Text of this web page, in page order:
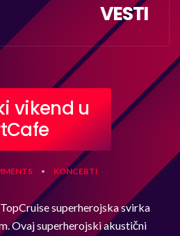
VESTI
vikend u
• KONCERTI
superherojska svirka
Ovaj superherojski akustični